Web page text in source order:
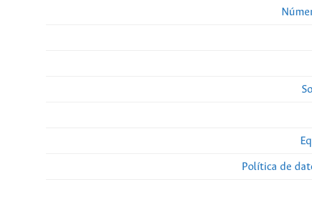
Política de